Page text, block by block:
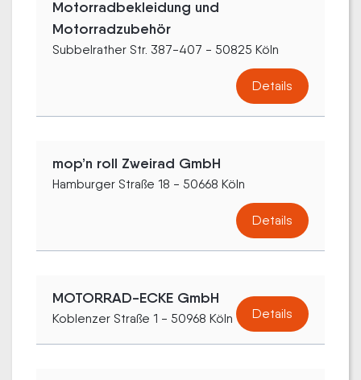
Motorradbekleidung und
Motorradzubehör
Subbelrather Str. 387-407 - 50825 Köln
Details
mop’n roll Zweirad GmbH
Hamburger Straße 18 - 50668 Köln
Details
MOTORRAD-ECKE GmbH
Koblenzer Straße 1 - 50968 Köln Details